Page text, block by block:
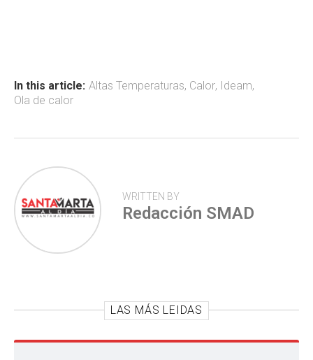
ok p
p
tir
In this article: Altas Temperaturas, Calor, Ideam,
Ola de calor
WRITTEN BY
Redacción SMAD
LAS MÁS LEIDAS